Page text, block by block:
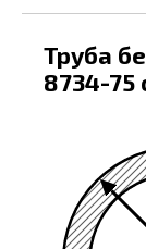
Труба
8734-75